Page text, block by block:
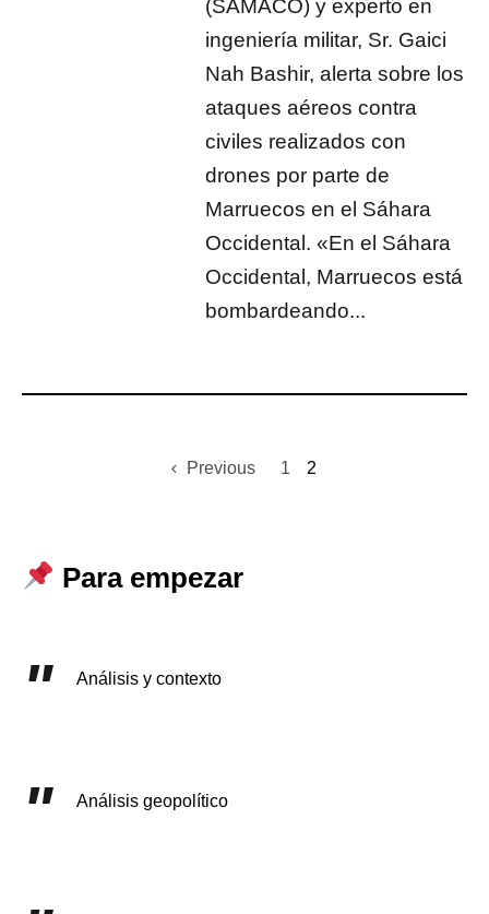
(SAMACO) y experto en
ingeniería militar, Sr. Gaici
Nah Bashir, alerta sobre los
ataques aéreos contra
civiles realizados con
drones por parte de
Marruecos en el Sáhara
Occidental. «En el Sáhara
Occidental, Marruecos está
bombardeando...
Previous 1 2
Para empezar
Análisis y contexto
Análisis geopolítico